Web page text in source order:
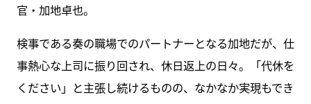
官・加地卓也。
検事である奏の職場でのパートナーとなる加地だが、仕
事熱心な上司に振り回され、休日返上の日々。「代休を
ください」と主張し続けるものの、なかなか実現もでき